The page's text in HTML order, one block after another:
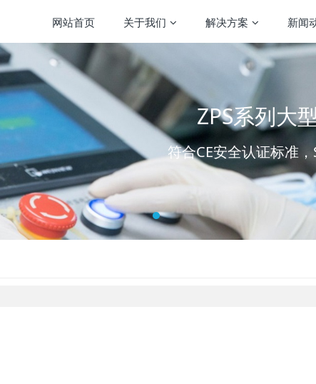
网站首页 关于我们 解决方案 新闻
ZPS系列大
符合CE安全认证标准